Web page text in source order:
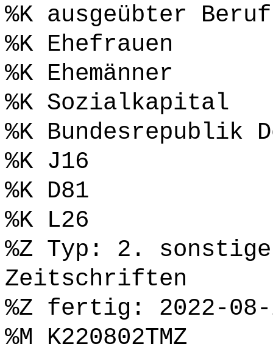
%K ausgeübter Beruf
%K Ehefrauen
%K Ehemänner
%K Sozialkapital
%K Bundesrepublik
%K J16
%K D81
%K L26
%Z Typ: 2.
Zeitschriften
%Z fertig: 2022-08-
%M K220802TMZ